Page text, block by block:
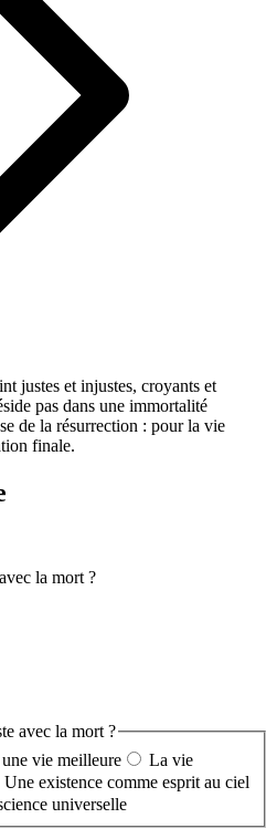
justes et injustes, croyants et
pas dans une immortalité
de la résurrection : pour la vie
finale.
la mort ?
avec la mort ?
vie meilleure
La vie
Une existence comme esprit au ciel
universelle